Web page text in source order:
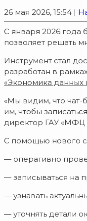
26 мая 2026, 15:54 |
С января 2026 года
позволяет решать
Инструмент стал
разработан в
«Экономика данных
«Мы видим, что чат-
им, чтобы
директор ГАУ «МФЦ
С помощью нового
— оперативно
— записываться на
— узнавать
— уточнять детали